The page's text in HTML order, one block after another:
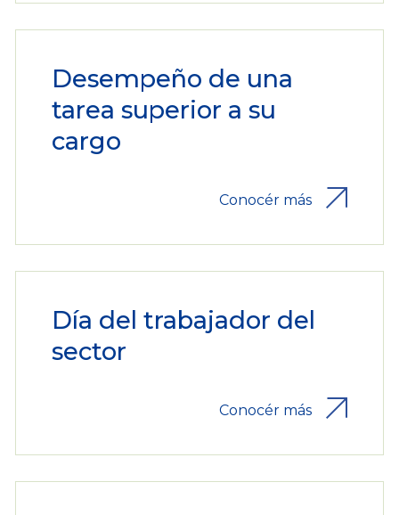
Desempeño de una
tarea superior a su
cargo
Conocér más
Día del trabajador del
sector
Conocér más